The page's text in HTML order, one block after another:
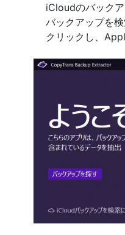
iCloudのバック
バックアップを
クリックし、